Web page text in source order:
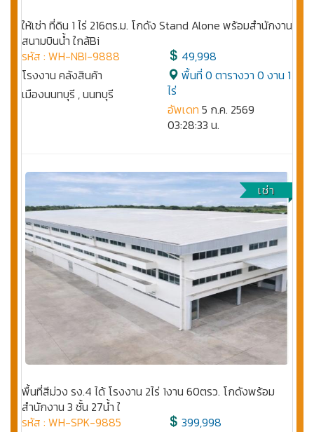
ให้เช่า ที่ดิน 1 ไร่ 216ตร.ม. โกดัง Stand Alone พร้อมสำนักงาน
สนามบินน้ำ ใกล้Bi
รหัส : WH-NBI-9888
โรงงาน คลังสินค้า
เมืองนนทบุรี , นนทบุรี
49,998
พื้นที่ 0 ตารางวา 0 งาน 1
ไร่
อัพเดท 5 ก.ค. 2569
03:28:33 น.
เช่า
พื้นที่สีม่วง รง.4 ได้ โรงงาน 2ไร่ 1งาน 60ตรว. โกดังพร้อม
สำนักงาน 3 ชั้น 27น้ำ ใ
รหัส : WH-SPK-9885
399,998